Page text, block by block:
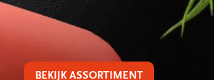
BEKIJK ASSORTIMENT